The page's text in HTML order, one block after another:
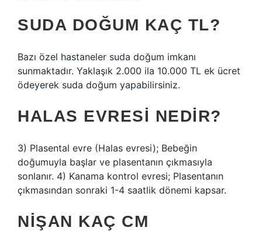
SUDA DOĞUM KAÇ TL?
Bazı özel hastaneler suda doğum imkanı
sunmaktadır. Yaklaşık 2.000 ila 10.000 TL ek ücret
ödeyerek suda doğum yapabilirsiniz.
HALAS EVRESI NEDIR?
3) Plasental evre (Halas evresi); Bebeğin
doğumuyla başlar ve plasentanın çıkmasıyla
sonlanır. 4) Kanama kontrol evresi; Plasentanın
çıkmasından sonraki 1-4 saatlik dönemi kapsar.
NIŞAN KAÇ CM